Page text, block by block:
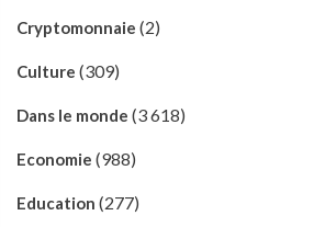
Cryptomonnaie (2)
Culture (309)
Dans le monde (3 618)
Economie (988)
Education (277)